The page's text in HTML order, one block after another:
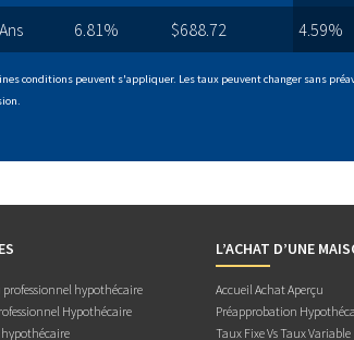
6.81% $688.72 4.59%
conditions peuvent s'appliquer. Les taux peuvent changer sans
professionnel hypothécaire
Hypothécaire
L’ACHAT D’UNE
Accueil Achat Aperçu
Préapprobation
Taux Fixe Vs Taux Variable